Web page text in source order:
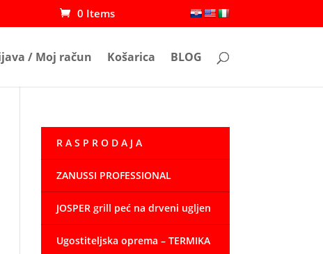
0 Items
/ Moj račun Košarica BLOG
R A S P R O D A J A
ZANUSSI PROFESSIONAL
JOSPER grill peć na drveni ugljen
Ugostiteljska oprema – TERMIKA